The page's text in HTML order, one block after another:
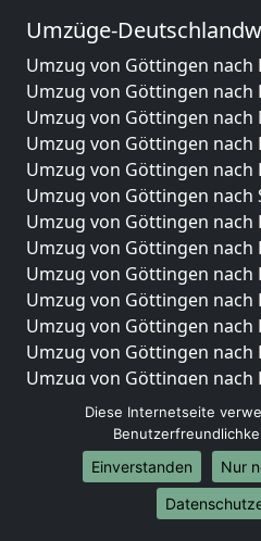
Umzüge-
Umzug von Göttingen nach
Umzug von Göttingen nach
Umzug von Göttingen nach
Umzug von Göttingen nach
Umzug von Göttingen
Umzug von Göttingen
Umzug von Göttingen nach
Umzug von Göttingen nach
Umzug von Göttingen
Umzug von Göttingen nach
Umzug von Göttingen nach
Umzug von Göttingen nach
Umzug von Göttingen nach
Umzug von Göttingen
Umzug von Göttingen
Umzug von Göttingen nach
Umzug von Göttingen
Umzug von Göttingen nach
Diese Internetseite
Einverstanden
Nur